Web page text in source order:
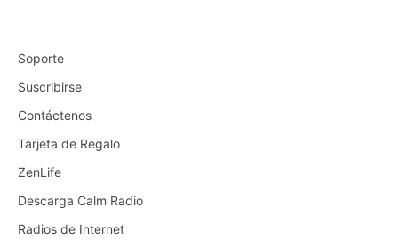
Soporte
Suscribirse
Contáctenos
Tarjeta de Regalo
ZenLife
Descarga Calm Radio
Radios de Internet